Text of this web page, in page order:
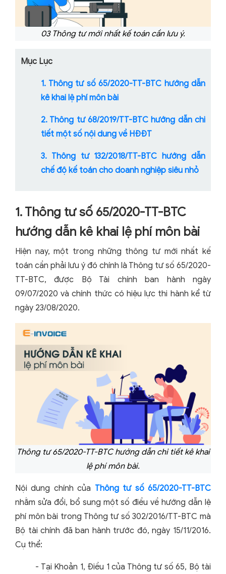
03 Thông tư mới nhất kế toán cần lưu ý.
Mục Lục
1. Thông tư số 65/2020-TT-BTC hướng dẫn
kê khai lệ phí môn bài
2. Thông tư 68/2019/TT-BTC hướng dẫn chi
tiết một số nội dung về HĐĐT
3. Thông tư 132/2018/TT-BTC hướng dẫn
chế độ kế toán cho doanh nghiệp siêu nhỏ
1. Thông tư số 65/2020-TT-BTC
hướng dẫn kê khai lệ phí môn bài
Hiện nay, một trong những thông tư mới nhất kế
toán cần phải lưu ý đó chính là Thông tư số 65/2020-
TT-BTC, được Bộ Tài chính ban hành ngày
09/07/2020 và chính thức có hiệu lực thi hành kể từ
ngày 23/08/2020.
Thông tư 65/2020-TT-BTC hướng dẫn chi tiết kê khai
lệ phí môn bài.
Nội dung chính của Thông tư số 65/2020-TT-BTC
nhằm sửa đổi, bổ sung một số điều về hướng dẫn lệ
phí môn bài trong Thông tư số 302/2016/TT-BTC mà
Bộ tài chính đã ban hành trước đó, ngày 15/11/2016.
Cụ thể:
- Tại Khoản 1, Điều 1 của Thông tư số 65, Bộ tài